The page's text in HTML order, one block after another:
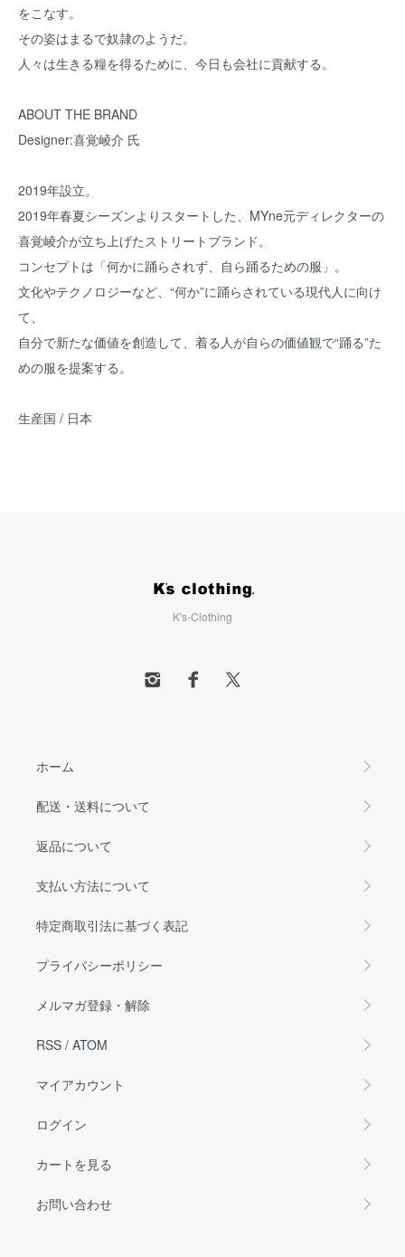
をこなす。
その姿はまるで奴隷のようだ。
人々は生きる糧を得るために、今日も会社に貢献する。
ABOUT THE BRAND
Designer:喜覚崚介 氏
2019年設立。
2019年春夏シーズンよりスタートした、MYne元ディレクターの
喜覚崚介が立ち上げたストリートブランド。
コンセプトは「何かに踊らされず、自ら踊るための服」。
文化やテクノロジーなど、“何か”に踊らされている現代人に向け
て、
自分で新たな価値を創造して、着る人が自らの価値観で“踊る”た
めの服を提案する。
生産国 / 日本
K's-Clothing
ホーム
配送・送料について
返品について
支払い方法について
特定商取引法に基づく表記
プライバシーポリシー
メルマガ登録・解除
RSS / ATOM
マイアカウント
ログイン
カートを見る
お問い合わせ